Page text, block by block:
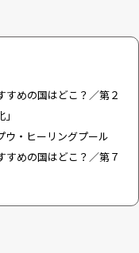
すめの国はどこ？／第２
ウ・ヒーリングプール
すめの国はどこ？／第７